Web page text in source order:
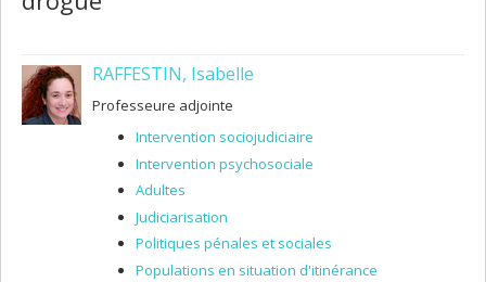
RAFFESTIN, Isabelle
Professeure adjointe
Intervention sociojudiciaire
Intervention psychosociale
Adultes
Judiciarisation
Politiques pénales et sociales
Populations en situation d'itinérance